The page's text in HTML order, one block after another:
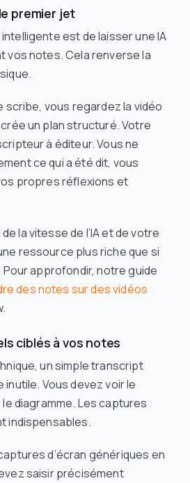
premier jet
est de laisser une IA
vos notes. Cela renverse la
scribe, vous regardez la vidéo
crée un plan structuré. Votre
à éditeur. Vous ne
ce qui a été dit, vous
propres réflexions et
la vitesse de l’IA et de votre
ressource plus riche que si
approfondir, notre guide
des notes sur des vidéos
ciblés à vos notes
un simple transcript
inutile. Vous devezvoirle
diagramme. Les captures
indispensables.
d’écran génériques en
saisir précisément